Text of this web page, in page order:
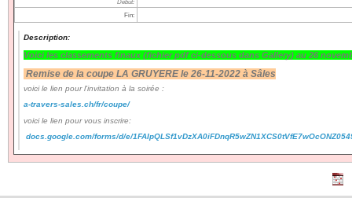
Créer un nouveau compte
Demander un nouveau mot de passe
Fin:
Description:
Voici les classements finaux (fichier pdf ci-dessous dans Gallery) au 26
Remise de la coupe LA GRUYERE le 26-11-2022 à Sâles
voici le lien pour l'invitation à la soirée :
a-travers-sales.ch/fr/coupe/
voici le lien pour vous inscrire:
docs.google.com/forms/d/e/